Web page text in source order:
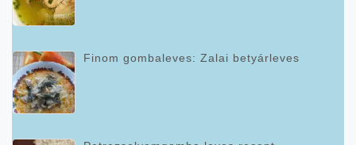
Finom gombaleves: Zalai betyárleves